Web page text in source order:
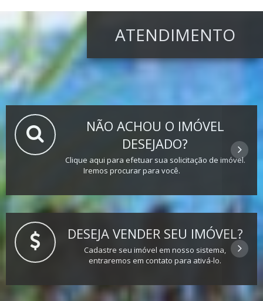
ATENDIMENTO
NÃO ACHOU O IMÓVEL
DESEJADO?
Clique aqui para efetuar sua solicitação de imóvel.
Iremos procurar para você.
DESEJA VENDER SEU IMÓVEL?
Cadastre seu imóvel em nosso sistema,
entraremos em contato para ativá-lo.